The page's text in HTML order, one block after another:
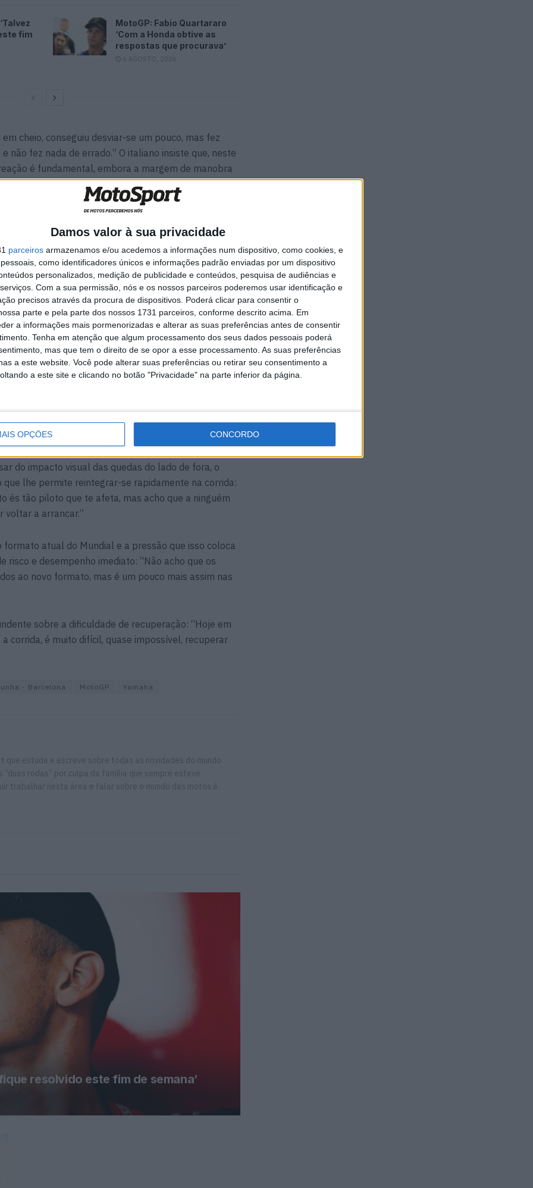
Damos valor à sua privacidade
parceiros armazenamos e/ou acedemos a informações num dispositivo, como cookies, e
como identificadores únicos e informações padrão enviadas por um dispositivo
personalizados, medição de publicidade e conteúdos, pesquisa de audiências e
Com a sua permissão, nós e os nossos parceiros poderemos usar identificação e
precisos através da procura de dispositivos. Poderá clicar para consentir o
parte e pela parte dos nossos 1731 parceiros, conforme descrito acima. Em
a informações mais pormenorizadas e alterar as suas preferências antes de consentir
Tenha em atenção que algum processamento dos seus dados pessoais poderá
mas que tem o direito de se opor a esse processamento. As suas preferências
a este website. Você pode alterar suas preferências ou retirar seu consentimento a
a este site e clicando no botão "Privacidade" na parte inferior da página.
OPÇÕES CONCORDO
fim
MotoGP: Fabio Quartararo
‘Com a Honda obtive as
respostas que procurava’
6 AGOSTO, 2026
cheio, conseguiu desviar-se um pouco, mas fez
não fez nada de errado.” O italiano insiste que, neste
é fundamental, embora a margem de manobra
a complexidade estratégica das corridas atuais,
dos pneus é determinante: “Ou és o mais rápido
soluções.” Uma frase que resume a dualidade do
ou és obrigado a sobreviver dentro dele.
curvas continuam a ser um dos pontos mais críticos
de velocidade, proximidade entre pilotos e
numa situação limite. Neste contexto, sublinha
antecipar tudo o que acontece à sua volta, já que a
de máxima exigência.
sua intervenção é a forma como os pilotos
importantes: “Porque é mais forte do que tu, estás
o resultado que é um pouco duro dizer, mas estás
do impacto visual das quedas do lado de fora, o
lhe permite reintegrar-se rapidamente na corrida:
és tão piloto que te afeta, mas acho que a ninguém
voltar a arrancar.”
atual do Mundial e a pressão que isso coloca
risco e desempenho imediato: “Não acho que os
ao novo formato, mas é um pouco mais assim nas
sobre a dificuldade de recuperação: “Hoje em
corrida, é muito difícil, quase impossível, recuperar
- Barcelona MotoGP Yamaha
estuda e escreve sobre todas as novidades do mundo
“duas rodas” por culpa da família que sempre esteve
trabalhar nesta área e falar sobre o mundo das motos é
resolvido este fim de semana’